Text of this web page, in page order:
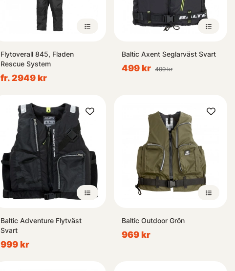
Flytoverall 845, Fladen
Rescue System
fr. 2949 kr
Baltic Axent Seglarväst Svart
499 kr 499 kr
Baltic Adventure Flytväst
Svart
999 kr
Baltic Outdoor Grön
969 kr